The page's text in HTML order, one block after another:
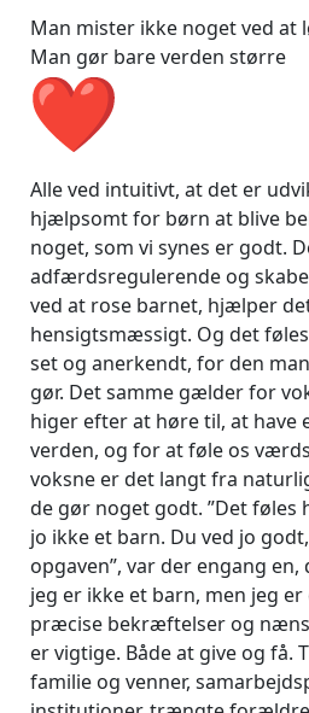
Man mister ikke noget ved
Man gør bare verden større
Alle ved intuitivt, at det er
hjælpsomt for børn at blive
noget, som vi synes er godt.
adfærdsregulerende og
ved at rose barnet, hjælper
hensigtsmæssigt. Og det
set og anerkendt, for den
gør. Det samme gælder for
higer efter at høre til, at have
verden, og for at føle os
voksne er det langt fra
de gør noget godt. ”Det
jo ikke et barn. Du ved jo
opgaven”, var der engang
jeg er ikke et barn, men jeg
præcise bekræftelser og
er vigtige. Både at give og få.
familie og venner,